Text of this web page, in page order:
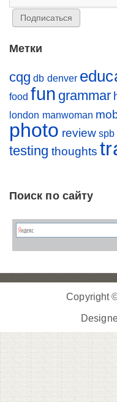
Метки
cqg db denver
food fun grammar
london manwoman
photo review spb
testing thoughts
Поиск по сайту
Copyright